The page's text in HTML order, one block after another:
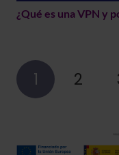
¿Qué es una VPN y
1 2